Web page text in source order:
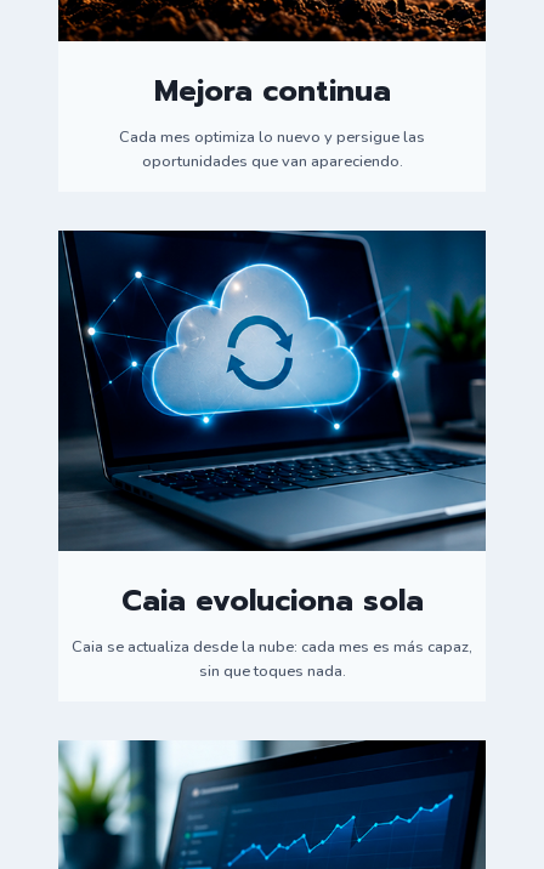
Mejora continua
Cada mes optimiza lo nuevo y persigue las
oportunidades que van apareciendo.
Caia evoluciona sola
Caia se actualiza desde la nube: cada mes es más capaz,
sin que toques nada.